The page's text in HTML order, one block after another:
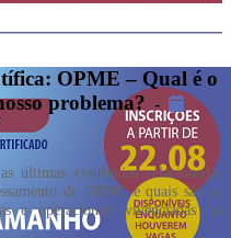
OPME – Qual é o
problema? -
últimas evidências relacionadas
de OPME e quais são as
e operacionais vivenciadas no